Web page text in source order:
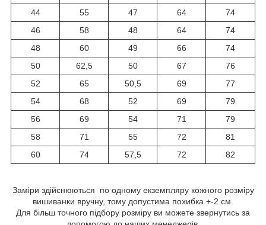
44 55 47 64
74
46
58 48 64
74
48
60 49 66
74
50
62,5 50 67
76
52
65 50,5 69
77
54
68 52 69
79
56
69 54 71
79
58
71 55 72
81
60
74 57,5 72 82
Заміри здійснюються по одному екземпляру кожного розміру
вишиванки вручну, тому допустима похибка +-2 см.
Для більш точного підбору розміру ви можете звернутись за